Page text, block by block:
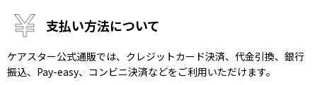
支払い方法について
ケアスター公式通販では、クレジットカード決済、代金引換、銀行
振込、Pay-easy、コンビニ決済などをご利用いただけます。